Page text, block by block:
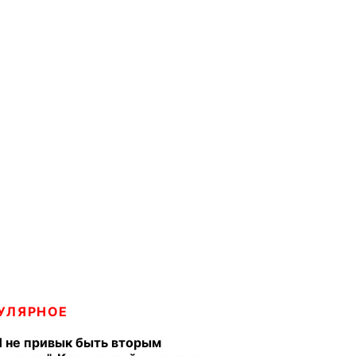
не привык быть вторым